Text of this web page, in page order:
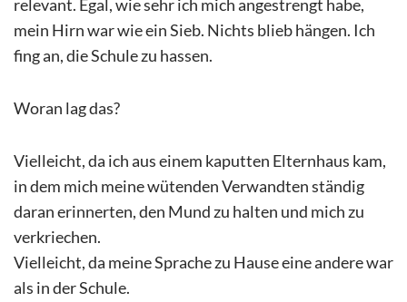
relevant. Egal, wie sehr ich mich angestrengt habe,
mein Hirn war wie ein Sieb. Nichts blieb hängen. Ich
fing an, die Schule zu hassen.
Woran lag das?
Vielleicht, da ich aus einem kaputten Elternhaus kam,
in dem mich meine wütenden Verwandten ständig
daran erinnerten, den Mund zu halten und mich zu
verkriechen.
Vielleicht, da meine Sprache zu Hause eine andere war
als in der Schule.